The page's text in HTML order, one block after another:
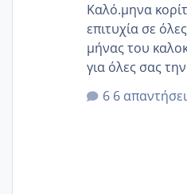
Καλό.μηνα
επιτυχία σε
μήνας του
για όλες σας
@Elk
@Zenia z
6